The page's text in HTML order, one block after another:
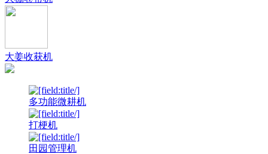
大姜收获机
多功能微耕机
打梗机
田园管理机